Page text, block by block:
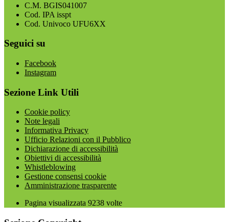
C.M. BGIS041007
Cod. IPA isspt
Cod. Univoco UFU6XX
Seguici su
Facebook
Instagram
Sezione Link Utili
Cookie policy
Note legali
Informativa Privacy
Ufficio Relazioni con il Pubblico
Dichiarazione di accessibilità
Obiettivi di accessibilità
Whistleblowing
Gestione consensi cookie
Amministrazione trasparente
Pagina visualizzata 9238 volte